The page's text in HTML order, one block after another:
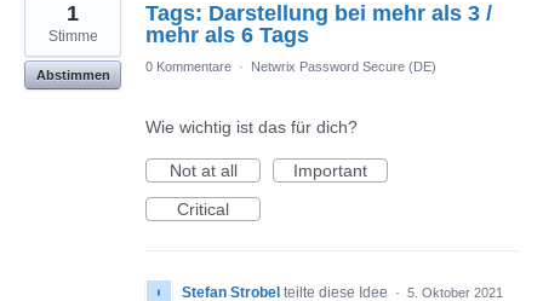
Tags: Darstellung bei mehr als 3 /
mehr als 6 Tags
1
Stimme
Abstimmen
0 Kommentare · Netwrix Password Secure (DE)
Wie wichtig ist das für dich?
Not at all
Important
Critical
Stefan Strobel teilte diese Idee · 5. Oktober 2021